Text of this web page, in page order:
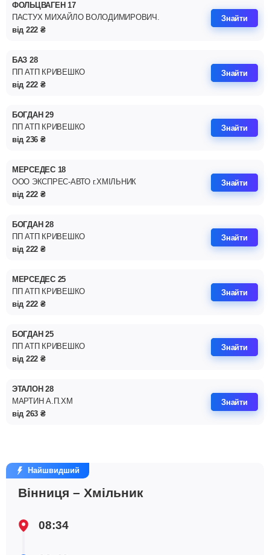
МЕРСЕДЕС 18
ООО ЭКСПРЕС-АВТО г.ХМІЛЬНИК
від 222 ₴
Знайти
БОГДАН 28
ПП АТП КРИВЕШКО
від 222 ₴
Знайти
МЕРСЕДЕС 25
ПП АТП КРИВЕШКО
від 222 ₴
Знайти
ФОЛЬЦВАГЕН 17
ПАСТУХ МИХАЙЛО ВОЛОДИМИРОВИЧ.
від 222 ₴
Знайти
БОГДАН 25
ПП АТП КРИВЕШКО
від 222 ₴
Знайти
БАЗ 28
ПП АТП КРИВЕШКО
від 222 ₴
Знайти
ЭТАЛОН 28
МАРТИН А.П.ХМ
від 263 ₴
Знайти
БОГДАН 29
ПП АТП КРИВЕШКО
від 236 ₴
Знайти
Найшвидший
Вінниця – Хмільник
08:34